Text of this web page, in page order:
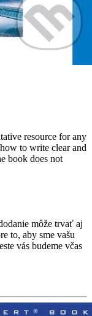
resource for any
to write clear and
book does not
môže trvať aj
to, aby sme vašu
vás budeme včas